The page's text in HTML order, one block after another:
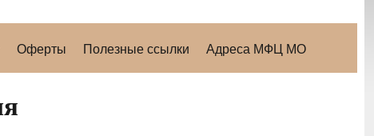
Оферты Полезные ссылки Адреса МФЦ МО